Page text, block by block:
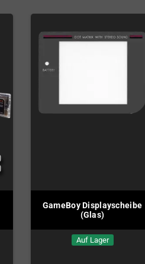
GameBoy Displayscheibe
(Glas)
Auf Lager